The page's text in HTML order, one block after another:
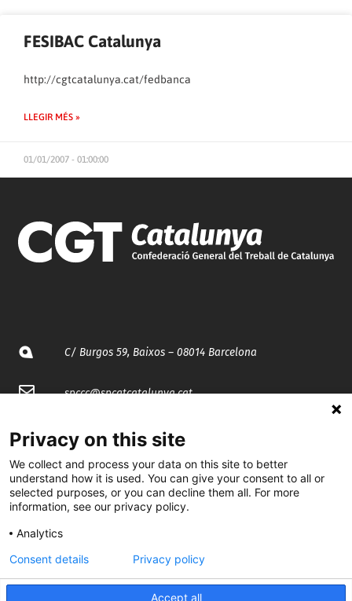
FESIBAC Catalunya
http://cgtcatalunya.cat/fedbanca
LLEGIR MÉS »
01/01/2007 - 01:00:00
C/ Burgos 59, Baixos – 08014 Barcelona
spccc@spcgtcatalunya.cat
@CGTCatalunya
cgtcatalunya
CGTCatalunya
cgtcatalunya
Privacy on this site
We collect and process your data on this site to better
understand how it is used. You can give your consent to all or
selected purposes, or you can decline them all. For more
information, see our privacy policy.
Analytics
Accept all
Consent details Privacy policy